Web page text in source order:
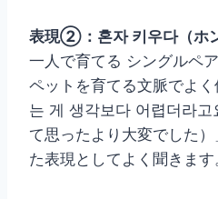
表現②：혼자 키우다（ホ
一人で育てる シングルペ
ペットを育てる文脈でよ
는 게 생각보다 어렵더라
て思ったより大変でした
た表現としてよく聞きます